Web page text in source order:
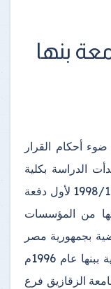
بنها
ضوء أحكام القرار
(419) لسنة 1995 ،م وبدأت الدراسة بكلية
التربية الرياضية بنها للعام الجامعى 1998/1997 لأول دفعة
من المؤسسات
بجمهورية مصر
ويرجع تاريخ كلية التربية الرياضية ببنها عام 1996م
الزقازيق فرع